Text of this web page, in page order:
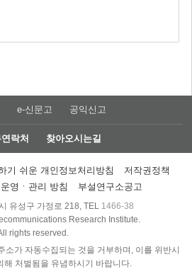
e-신문고 공익신고
락처 찾아오시는길
기 쉬운 개인정보처리방침
저작권정책
영ㆍ관리 방침
부설연구소공고
유성구 가정로 218, TEL 1466-38
Research Institute.
rights reserved.
소가 자동수집되는 것을 거부하며, 이를 위반시
해 처벌됨을 유념하시기 바랍니다.